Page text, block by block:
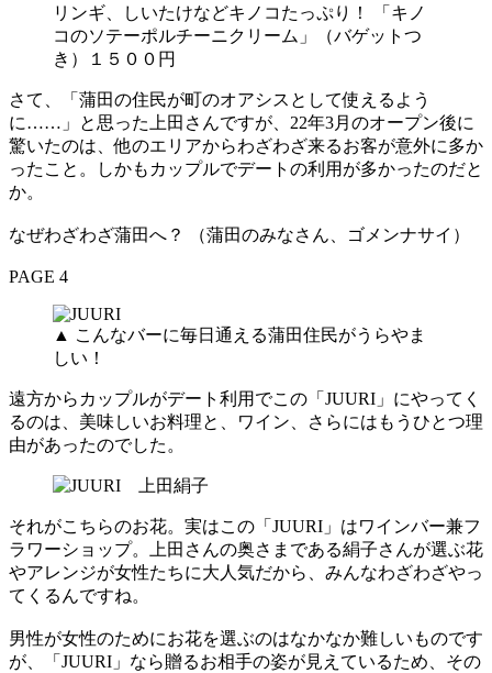
リンギ、しいたけなどキノコたっぷり！ 「キノ
コのソテーポルチーニクリーム」（バゲットつ
き）１５００円
さて、「蒲田の住民が町のオアシスとして使えるよう
に……」と思った上田さんですが、22年3月のオープン後に
驚いたのは、他のエリアからわざわざ来るお客が意外に多か
ったこと。しかもカップルでデートの利用が多かったのだと
か。
なぜわざわざ蒲田へ？ （蒲田のみなさん、ゴメンナサイ）
PAGE 4
▲ こんなバーに毎日通える蒲田住民がうらやま
しい！
遠方からカップルがデート利用でこの「JUURI」にやってく
るのは、美味しいお料理と、ワイン、さらにはもうひとつ理
由があったのでした。
それがこちらのお花。実はこの「JUURI」はワインバー兼フ
ラワーショップ。上田さんの奥さまである絹子さんが選ぶ花
やアレンジが女性たちに大人気だから、みんなわざわざやっ
てくるんですね。
男性が女性のためにお花を選ぶのはなかなか難しいものです
が、「JUURI」なら贈るお相手の姿が見えているため、その